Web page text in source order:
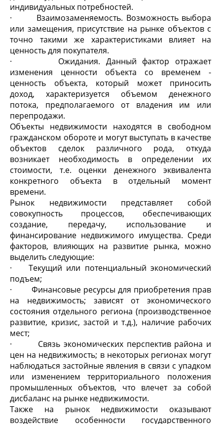
индивидуальных потребностей.
· Взаимозаменяемость. Возможность выбора
или замещения, присутствие на рынке объектов с
точно такими же характеристиками влияет на
ценность для покупателя.
· Ожидания. Данный фактор отражает
изменения ценности объекта со временем -
ценность объекта, который может приносить
доход, характеризуется объемом денежного
потока, предполагаемого от владения им или
перепродажи.
Объекты недвижимости находятся в свободном
гражданском обороте и могут выступать в качестве
объектов сделок различного рода, откуда
возникает необходимость в определении их
стоимости, т.е. оценки денежного эквивалента
конкретного объекта в отдельный момент
времени.
Рынок недвижимости представляет собой
совокупность процессов, обеспечивающих
создание, передачу, использование и
финансирование недвижимого имущества. Среди
факторов, влияющих на развитие рынка, можно
выделить следующие:
· Текущий или потенциальный экономический
подъем;
· Финансовые ресурсы для приобретения прав
на недвижимость; зависят от экономического
состояния отдельного региона (производственное
развитие, кризис, застой и т.д.), наличие рабочих
мест;
· Связь экономических перспектив района и
цен на недвижимость; в некоторых регионах могут
наблюдаться застойные явления в связи с упадком
или изменением территориального положения
промышленных объектов, что влечет за собой
дисбаланс на рынке недвижимости.
Также на рынок недвижимости оказывают
воздействие особенности государственного